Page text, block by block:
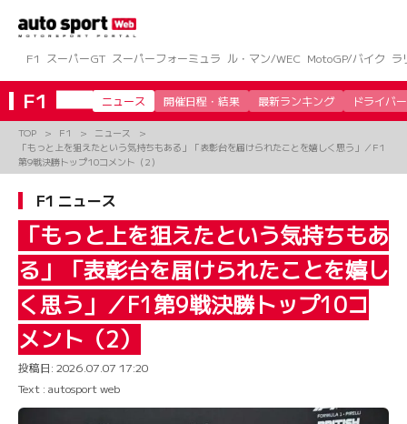
ツ
へ
ス
キ
F1 スーパーGT スーパーフォーミュラ ル・マン/WEC MotoGP/バイク ラ
F1 ニュース 開催日程・結果 最新ランキング ドライバー
TOP F1
ニュース
「もっと上を狙えたという気持ちもある」「表彰台を届けられたことを嬉しく思う」／F1
第9戦決勝トップ10コメント（2）
F1 ニュース
「もっと上を狙えたという気持ちもあ
る」「表彰台を届けられたことを嬉し
く思う」／F1第9戦決勝トップ10コ
メント（2）
投稿日: 2026.07.07 17:20
Text : autosport web